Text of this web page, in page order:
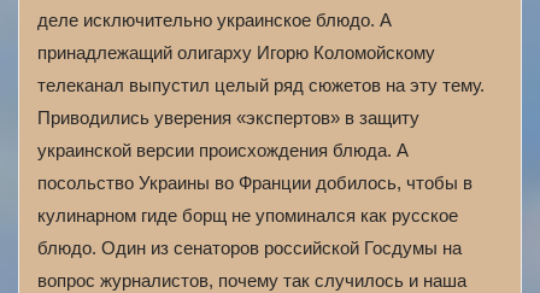
деле исключительно украинское блюдо. А
принадлежащий олигарху Игорю Коломойскому
телеканал выпустил целый ряд сюжетов на эту тему.
Приводились уверения «экспертов» в защиту
украинской версии происхождения блюда. А
посольство Украины во Франции добилось, чтобы в
кулинарном гиде борщ не упоминался как русское
блюдо. Один из сенаторов российской Госдумы на
вопрос журналистов, почему так случилось и наша